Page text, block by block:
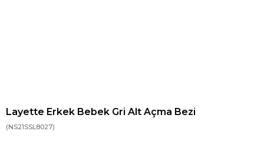
Layette Erkek Bebek Gri Alt Açma Bezi
(NS21SSL8027)